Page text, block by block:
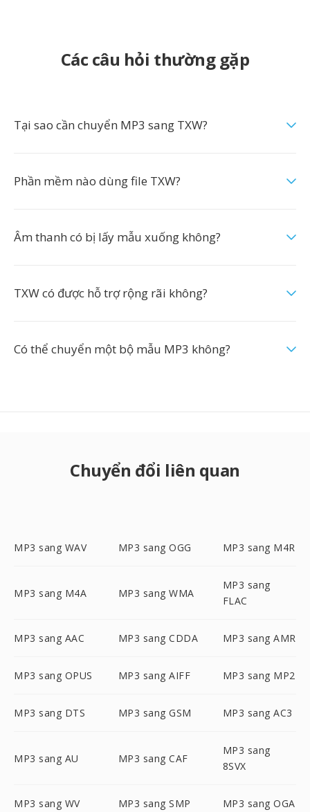
Các câu hỏi thường gặp
Tại sao cần chuyển MP3 sang TXW?
Phần mềm nào dùng file TXW?
Âm thanh có bị lấy mẫu xuống không?
TXW có được hỗ trợ rộng rãi không?
Có thể chuyển một bộ mẫu MP3 không?
Chuyển đổi liên quan
MP3 sang WAV MP3 sang OGG MP3 sang M4R
MP3 sang M4A MP3 sang WMA
MP3 sang
FLAC
MP3 sang AAC MP3 sang CDDA MP3 sang AMR
MP3 sang OPUS MP3 sang AIFF MP3 sang MP2
MP3 sang DTS MP3 sang GSM MP3 sang AC3
MP3 sang AU MP3 sang CAF
MP3 sang
8SVX
MP3 sang WV MP3 sang SMP MP3 sang OGA